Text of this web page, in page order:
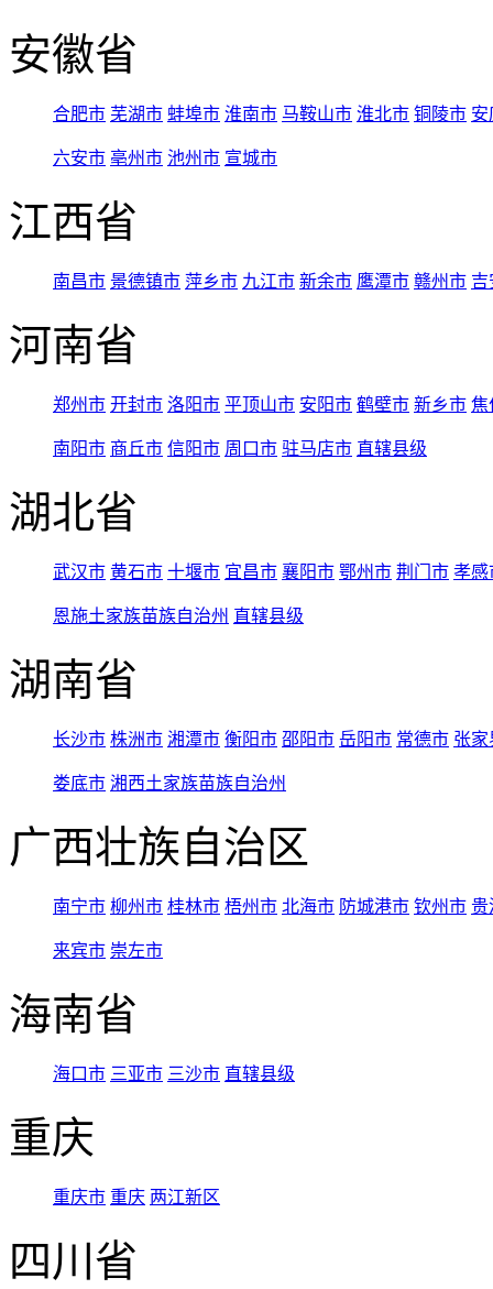
安徽省
合肥市 芜湖市 蚌埠市 淮南市 马鞍山市 淮北市 铜陵市 安
六安市 亳州市 池州市 宣城市
江西省
南昌市 景德镇市 萍乡市 九江市 新余市 鹰潭市 赣州市 吉
河南省
郑州市 开封市 洛阳市 平顶山市 安阳市 鹤壁市 新乡市 焦
南阳市 商丘市 信阳市 周口市 驻马店市 直辖县级
湖北省
武汉市 黄石市 十堰市 宜昌市 襄阳市 鄂州市 荆门市 孝感
恩施土家族苗族自治州 直辖县级
湖南省
长沙市 株洲市 湘潭市 衡阳市 邵阳市 岳阳市 常德市 张家
娄底市 湘西土家族苗族自治州
广西壮族自治区
南宁市 柳州市 桂林市 梧州市 北海市 防城港市 钦州市 贵
来宾市 崇左市
海南省
海口市 三亚市 三沙市 直辖县级
重庆
重庆市 重庆 两江新区
四川省